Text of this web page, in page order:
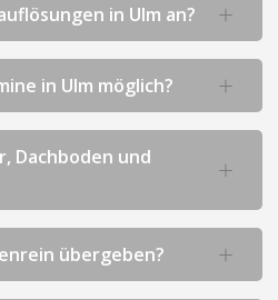
in Ulm an?
in Ulm möglich?
Dachboden und
übergeben?